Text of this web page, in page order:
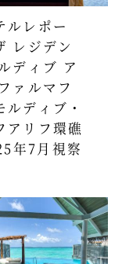
ルレポー
レジデン
ディブ ア
ァルマフ
ルディブ・
アリフ環礁
年7月視察